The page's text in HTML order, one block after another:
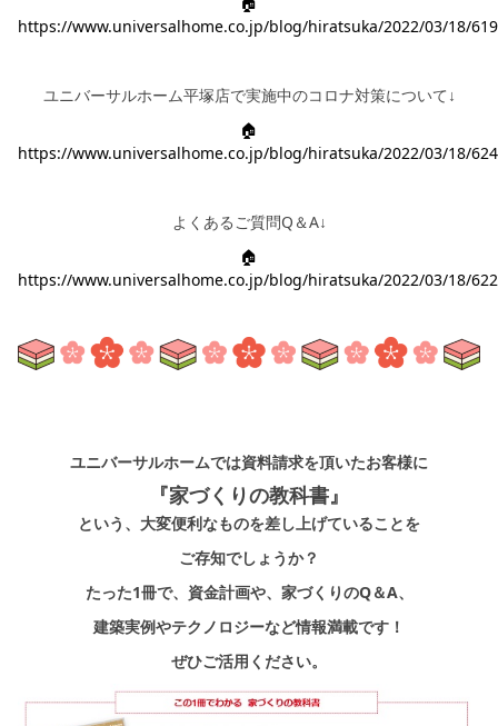
https://www.universalhome.co.jp/blog/hiratsuka/2022/03/18/
ユニバーサルホーム平塚店で実施中のコロナ対策について↓
🏠
https://www.universalhome.co.jp/blog/hiratsuka/2022/03/18/
よくあるご質問Q＆A↓
🏠
https://www.universalhome.co.jp/blog/hiratsuka/2022/03/18/
ユニバーサルホームでは資料請求を頂いたお客様に
『家づくりの教科書』
という、大変便利なものを差し上げていることを
ご存知でしょうか？
たった1冊で、資金計画や、家づくりのQ＆A、
建築実例やテクノロジーなど情報満載です！
ぜひご活用ください。